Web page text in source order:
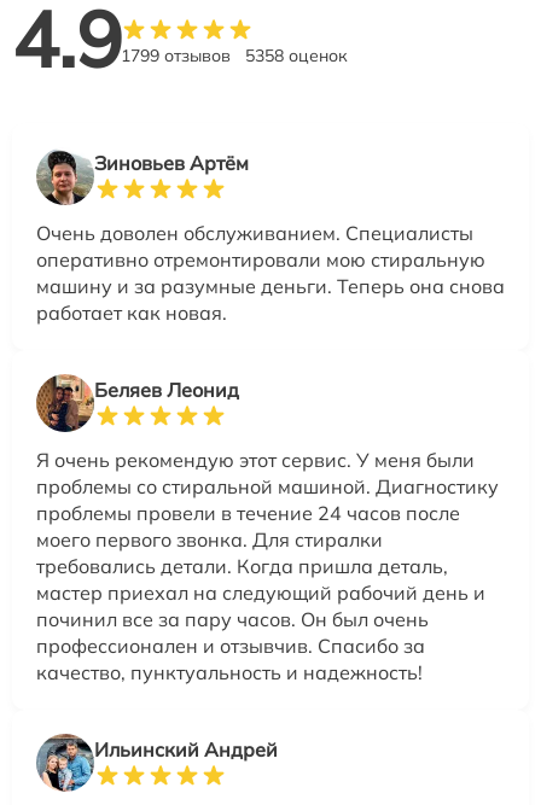
4.91799 отзывов 5358 оценок
Зиновьев Артём
Очень доволен обслуживанием. Специалисты
оперативно отремонтировали мою стиральную
машину и за разумные деньги. Теперь она снова
работает как новая.
Беляев Леонид
Я очень рекомендую этот сервис. У меня были
проблемы со стиральной машиной. Диагностику
проблемы провели в течение 24 часов после
моего первого звонка. Для стиралки
требовались детали. Когда пришла деталь,
мастер приехал на следующий рабочий день и
починил все за пару часов. Он был очень
профессионален и отзывчив. Спасибо за
качество, пунктуальность и надежность!
Ильинский Андрей